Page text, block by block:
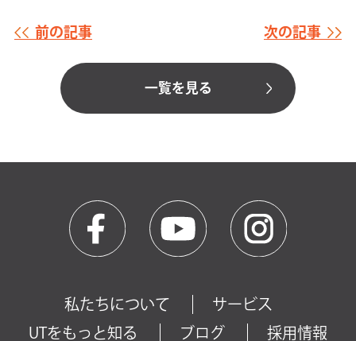
前の記事
一覧を見る
次の記事
私たちについて
サービス
UTをもっと知る
ブログ 採用情報